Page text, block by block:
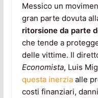
Messico un
gran parte dovuta
ritorsione da parte
che tende a
delle vittime. Il
Economista, Luis
questa inerziaalle
costi finanziari,